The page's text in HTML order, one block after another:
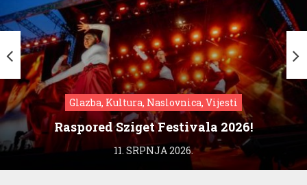
Glazba, Kultura, Naslovnica, Vijesti
Raspored Sziget Festivala 2026!
11. SRPNJA 2026.